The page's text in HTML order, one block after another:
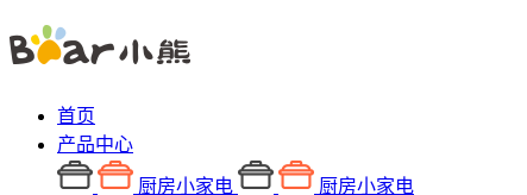
首页
产品中心
厨房小家电 厨房小家电